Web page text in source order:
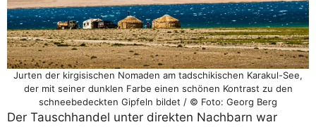
Jurten der kirgisischen Nomaden am tadschikischen Karakul-See,
der mit seiner dunklen Farbe einen schönen Kontrast zu den
schneebedeckten Gipfeln bildet / © Foto: Georg Berg
Der Tauschhandel unter direkten Nachbarn war